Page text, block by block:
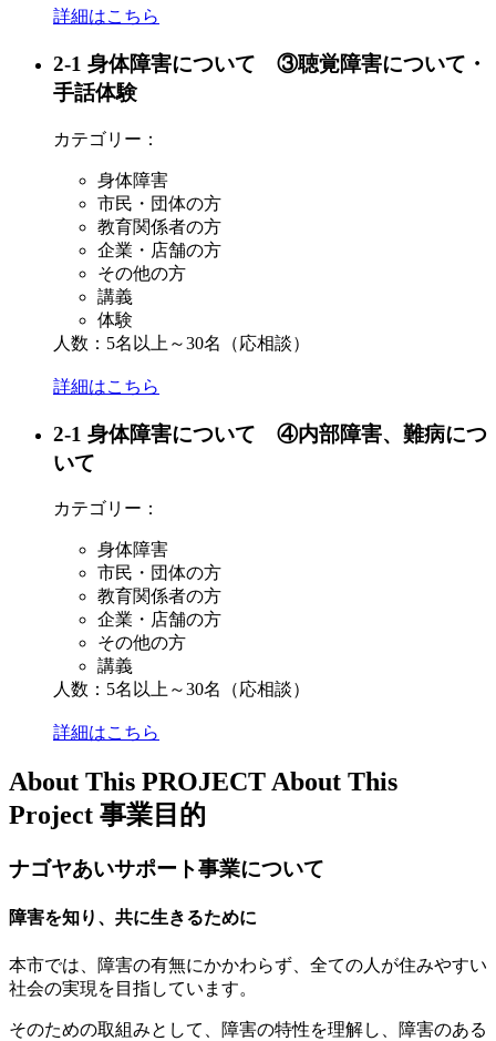
詳細はこちら
2-1 身体障害について ③聴覚障害について・
手話体験
カテゴリー：
身体障害
市民・団体の方
教育関係者の方
企業・店舗の方
その他の方
講義
体験
人数：5名以上～30名（応相談）
詳細はこちら
2-1 身体障害について ④内部障害、難病につ
いて
カテゴリー：
身体障害
市民・団体の方
教育関係者の方
企業・店舗の方
その他の方
講義
人数：5名以上～30名（応相談）
詳細はこちら
About This PROJECT About This
Project 事業目的
ナゴヤあいサポート事業について
障害を知り、共に生きるために
本市では、障害の有無にかかわらず、全ての人が住みやすい
社会の実現を目指しています。
そのための取組みとして、障害の特性を理解し、障害のある